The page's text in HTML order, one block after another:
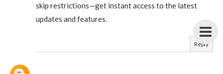
skip restrictions—get instant access to the latest
updates and features.
Reply